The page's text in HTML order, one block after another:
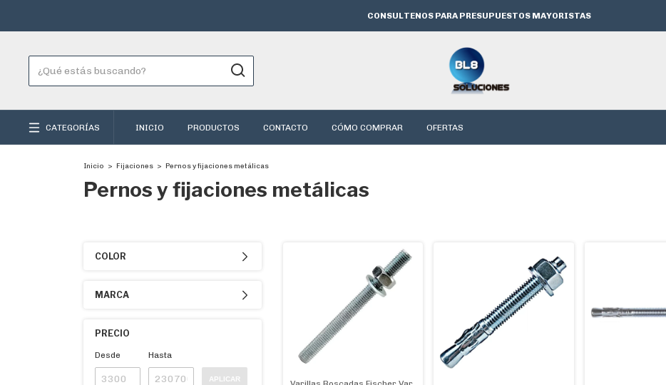
CONSULTENOS PARA PRESUPUESTOS MAYORISTAS
CATEGORÍAS INICIO PRODUCTOS CONTACTO CÓMO COMPRAR OFERTAS
Inicio > Fijaciones > Pernos y fijaciones metálicas
Pernos y fijaciones metálicas
COLOR
MARCA
PRECIO
Desde Hasta
APLICAR